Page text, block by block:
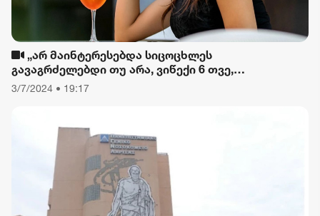
„არ მაინტერესებდა სიცოცხლეს
გავაგრძელებდი თუ არა, ვიწექი 6 თვე,
დავიწყებული მქონდა კვება, ფიზიკური მოძრაობა“
3/7/2024 • 19:17